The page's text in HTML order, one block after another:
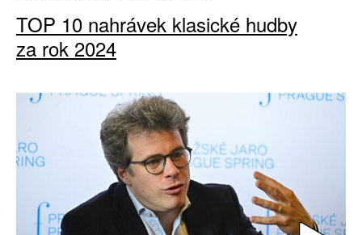
TOP 10 nahrávek klasické hudby
za rok 2024